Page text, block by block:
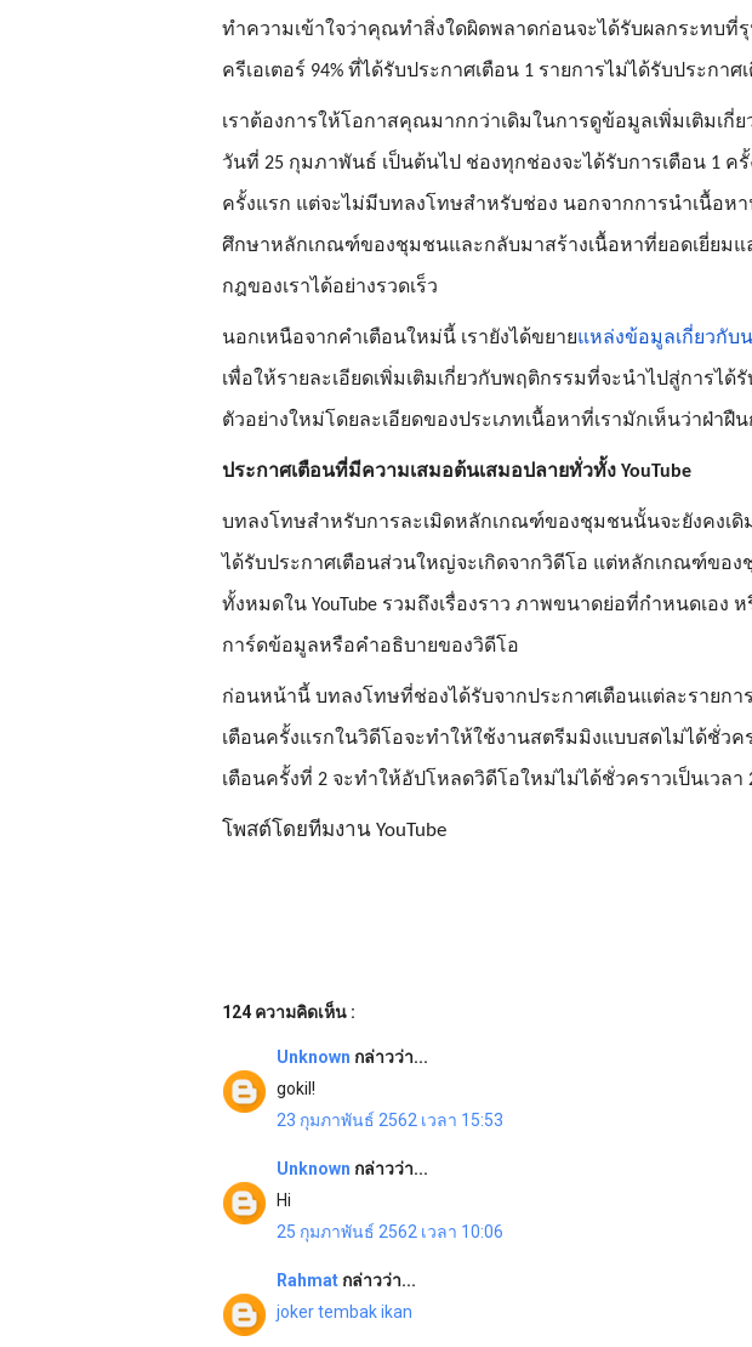
ทำความเข้าใจว่าคุณทำสิ่งใดผิดพลาดก่อนจะได้รับผลกระทบที่
ครีเอเตอร์ 94% ที่ได้รับประกาศเตือน 1 รายการไม่ได้รับประกาศ
เราต้องการให้โอกาสคุณมากกว่าเดิมในการดูข้อมูลเพิ่มเติมเกี่
วันที่ 25 กุมภาพันธ์ เป็นต้นไป ช่องทุกช่องจะได้รับการเตือน 1 ค
ครั้งแรก แต่จะไม่มีบทลงโทษสำหรับช่อง นอกจากการนำเนื้อห
ศึกษาหลักเกณฑ์ของชุมชนและกลับมาสร้างเนื้อหาที่ยอดเยี่ยม
กฎของเราได้อย่างรวดเร็ว
นอกเหนือจากคำเตือนใหม่นี้ เรายังได้ขยายแหล่งข้อมูลเกี่ยวกับ
เพื่อให้รายละเอียดเพิ่มเติมเกี่ยวกับพฤติกรรมที่จะนำไปสู่การได้
ตัวอย่างใหม่โดยละเอียดของประเภทเนื้อหาที่เรามักเห็นว่าฝ่าฝื
ประกาศเตือนที่มีความเสมอต้นเสมอปลายทั่วทั้ง YouTube
บทลงโทษสำหรับการละเมิดหลักเกณฑ์ของชุมชนนั้นจะยังคงเดิ
ได้รับประกาศเตือนส่วนใหญ่จะเกิดจากวิดีโอ แต่หลักเกณฑ์ขอ
ทั้งหมดใน YouTube รวมถึงเรื่องราว ภาพขนาดย่อที่กำหนดเอง
การ์ดข้อมูลหรือคำอธิบายของวิดีโอ
ก่อนหน้านี้ บทลงโทษที่ช่องได้รับจากประกาศเตือนแต่ละรายกา
เตือนครั้งแรกในวิดีโอจะทำให้ใช้งานสตรีมมิงแบบสดไม่ได้ชั่วค
เตือนครั้งที่ 2 จะทำให้อัปโหลดวิดีโอใหม่ไม่ได้ชั่วคราวเป็นเวลา
โพสต์โดยทีมงาน YouTube
124 ความคิดเห็น :
Unknown กล่าวว่า...
gokil!
23 กุมภาพันธ์ 2562 เวลา 15:53
Unknown กล่าวว่า...
Hi
25 กุมภาพันธ์ 2562 เวลา 10:06
Rahmat กล่าวว่า...
joker tembak ikan